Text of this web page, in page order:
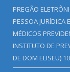
PREGÃO
PESSOA JURÍDICA
MÉDICOS
INSTITUTO DE
DE DOM ELISEU)